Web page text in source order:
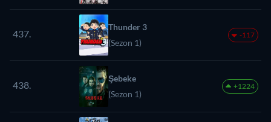
437.
Thunder 3
(Sezon 1)
-117
438.
Şebeke
(Sezon 1)
+1224